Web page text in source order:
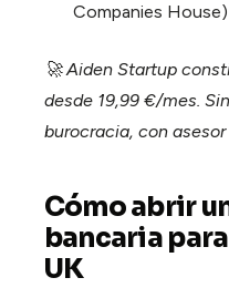
Companies House)
🚀 Aiden Startup
desde 19,99 €/mes.
burocracia, con
Cómo abrir
bancaria
UK